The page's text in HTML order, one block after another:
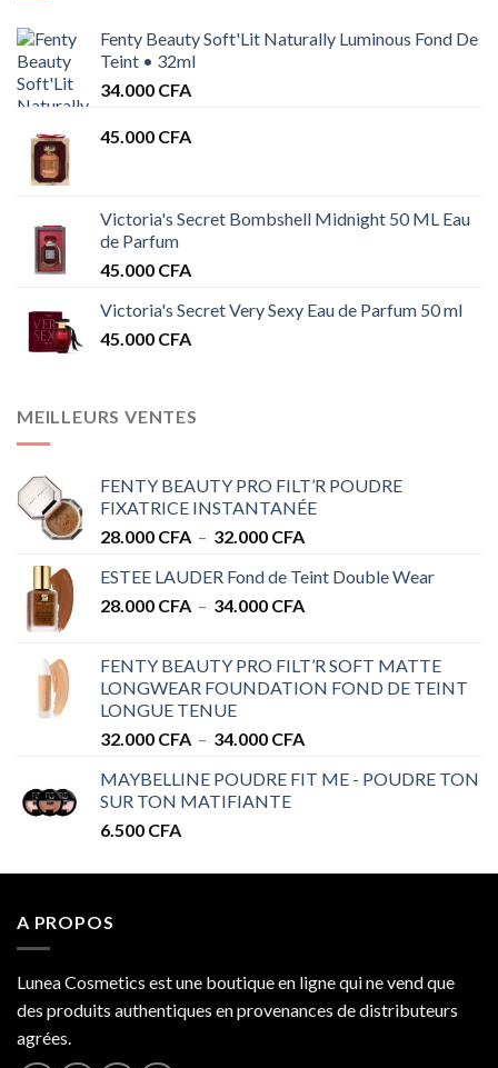
Fenty Beauty Soft'Lit Naturally Luminous Fond De
Teint • 32ml
34.000 CFA
45.000 CFA
Victoria's Secret Bombshell Midnight 50 ML Eau
de Parfum
45.000 CFA
Victoria's Secret Very Sexy Eau de Parfum 50 ml
45.000 CFA
MEILLEURS VENTES
FENTY BEAUTY PRO FILT’R POUDRE
FIXATRICE INSTANTANÉE
28.000 CFA – 32.000 CFA
prix :
28.000 CFA
ESTEE LAUDER Fond de Teint Double Wear
28.000 CFA – 34.000 CFA
28.000 CFA
à
FENTY BEAUTY PRO FILT’R SOFT MATTE
LONGWEAR FOUNDATION FOND DE TEINT
LONGUE TENUE
32.000 CFA – 34.000 CFA
prix :
MAYBELLINE POUDRE FIT ME - POUDRE TON
SUR TON MATIFIANTE
6.500 CFA
A PROPOS
Lunea Cosmetics est une boutique en ligne qui ne vend que
des produits authentiques en provenances de distributeurs
agrées.